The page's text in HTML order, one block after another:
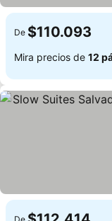
De $110.093
Mira precios de 12
De